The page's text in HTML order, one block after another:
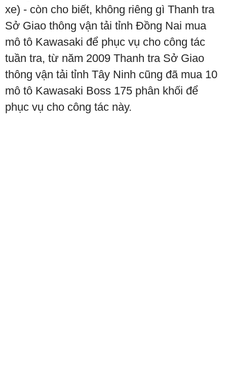
xe) - còn cho biết, không riêng gì Thanh tra
Sở Giao thông vận tải tỉnh Đồng Nai mua
mô tô Kawasaki để phục vụ cho công tác
tuần tra, từ năm 2009 Thanh tra Sở Giao
thông vận tải tỉnh Tây Ninh cũng đã mua 10
mô tô Kawasaki Boss 175 phân khối để
phục vụ cho công tác này.